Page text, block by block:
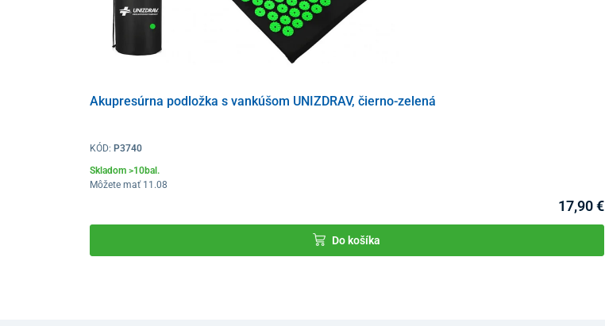
Akupresúrna podložka s vankúšom UNIZDRAV, čierno-zelená
KÓD: P3740
Skladom >10bal.
Môžete mať 11.08
17,90 €
Do košíka